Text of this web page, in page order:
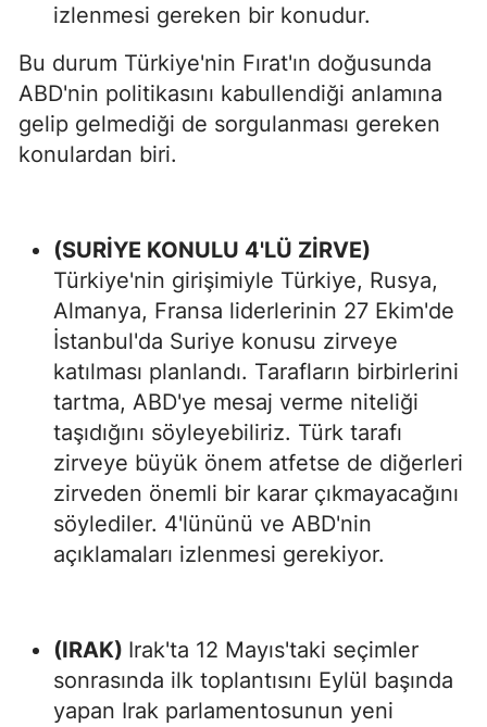
izlenmesi gereken bir konudur.
Bu durum Türkiye'nin Fırat'ın doğusunda
ABD'nin politikasını kabullendiği anlamına
gelip gelmediği de sorgulanması gereken
konulardan biri.
(SURİYE KONULU 4'LÜ ZİRVE)
Türkiye'nin girişimiyle Türkiye, Rusya,
Almanya, Fransa liderlerinin 27 Ekim'de
İstanbul'da Suriye konusu zirveye
katılması planlandı. Tarafların birbirlerini
tartma, ABD'ye mesaj verme niteliği
taşıdığını söyleyebiliriz. Türk tarafı
zirveye büyük önem atfetse de diğerleri
zirveden önemli bir karar çıkmayacağını
söylediler. 4'lününü ve ABD'nin
açıklamaları izlenmesi gerekiyor.
(IRAK) Irak'ta 12 Mayıs'taki seçimler
sonrasında ilk toplantısını Eylül başında
yapan Irak parlamentosunun yeni